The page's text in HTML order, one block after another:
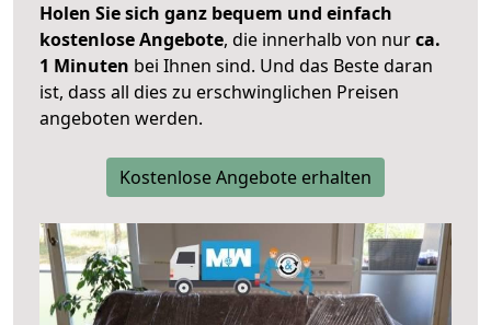
Holen Sie sich ganz bequem und einfach
kostenlose Angebote, die innerhalb von nurca.
1 Minuten bei Ihnen sind. Und das Beste daran
ist, dass all dies zu erschwinglichen Preisen
angeboten werden.
Kostenlose Angebote erhalten